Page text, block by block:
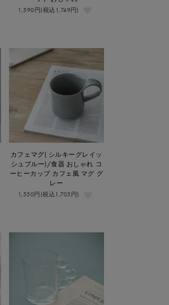
1,590円(税込1,749円)
カフェマグ( シルキーグレイッ
シュブルー)/食器 おしゃれ コ
ーヒーカップ カフェ風 マグ グ
レー
1,550円(税込1,705円)